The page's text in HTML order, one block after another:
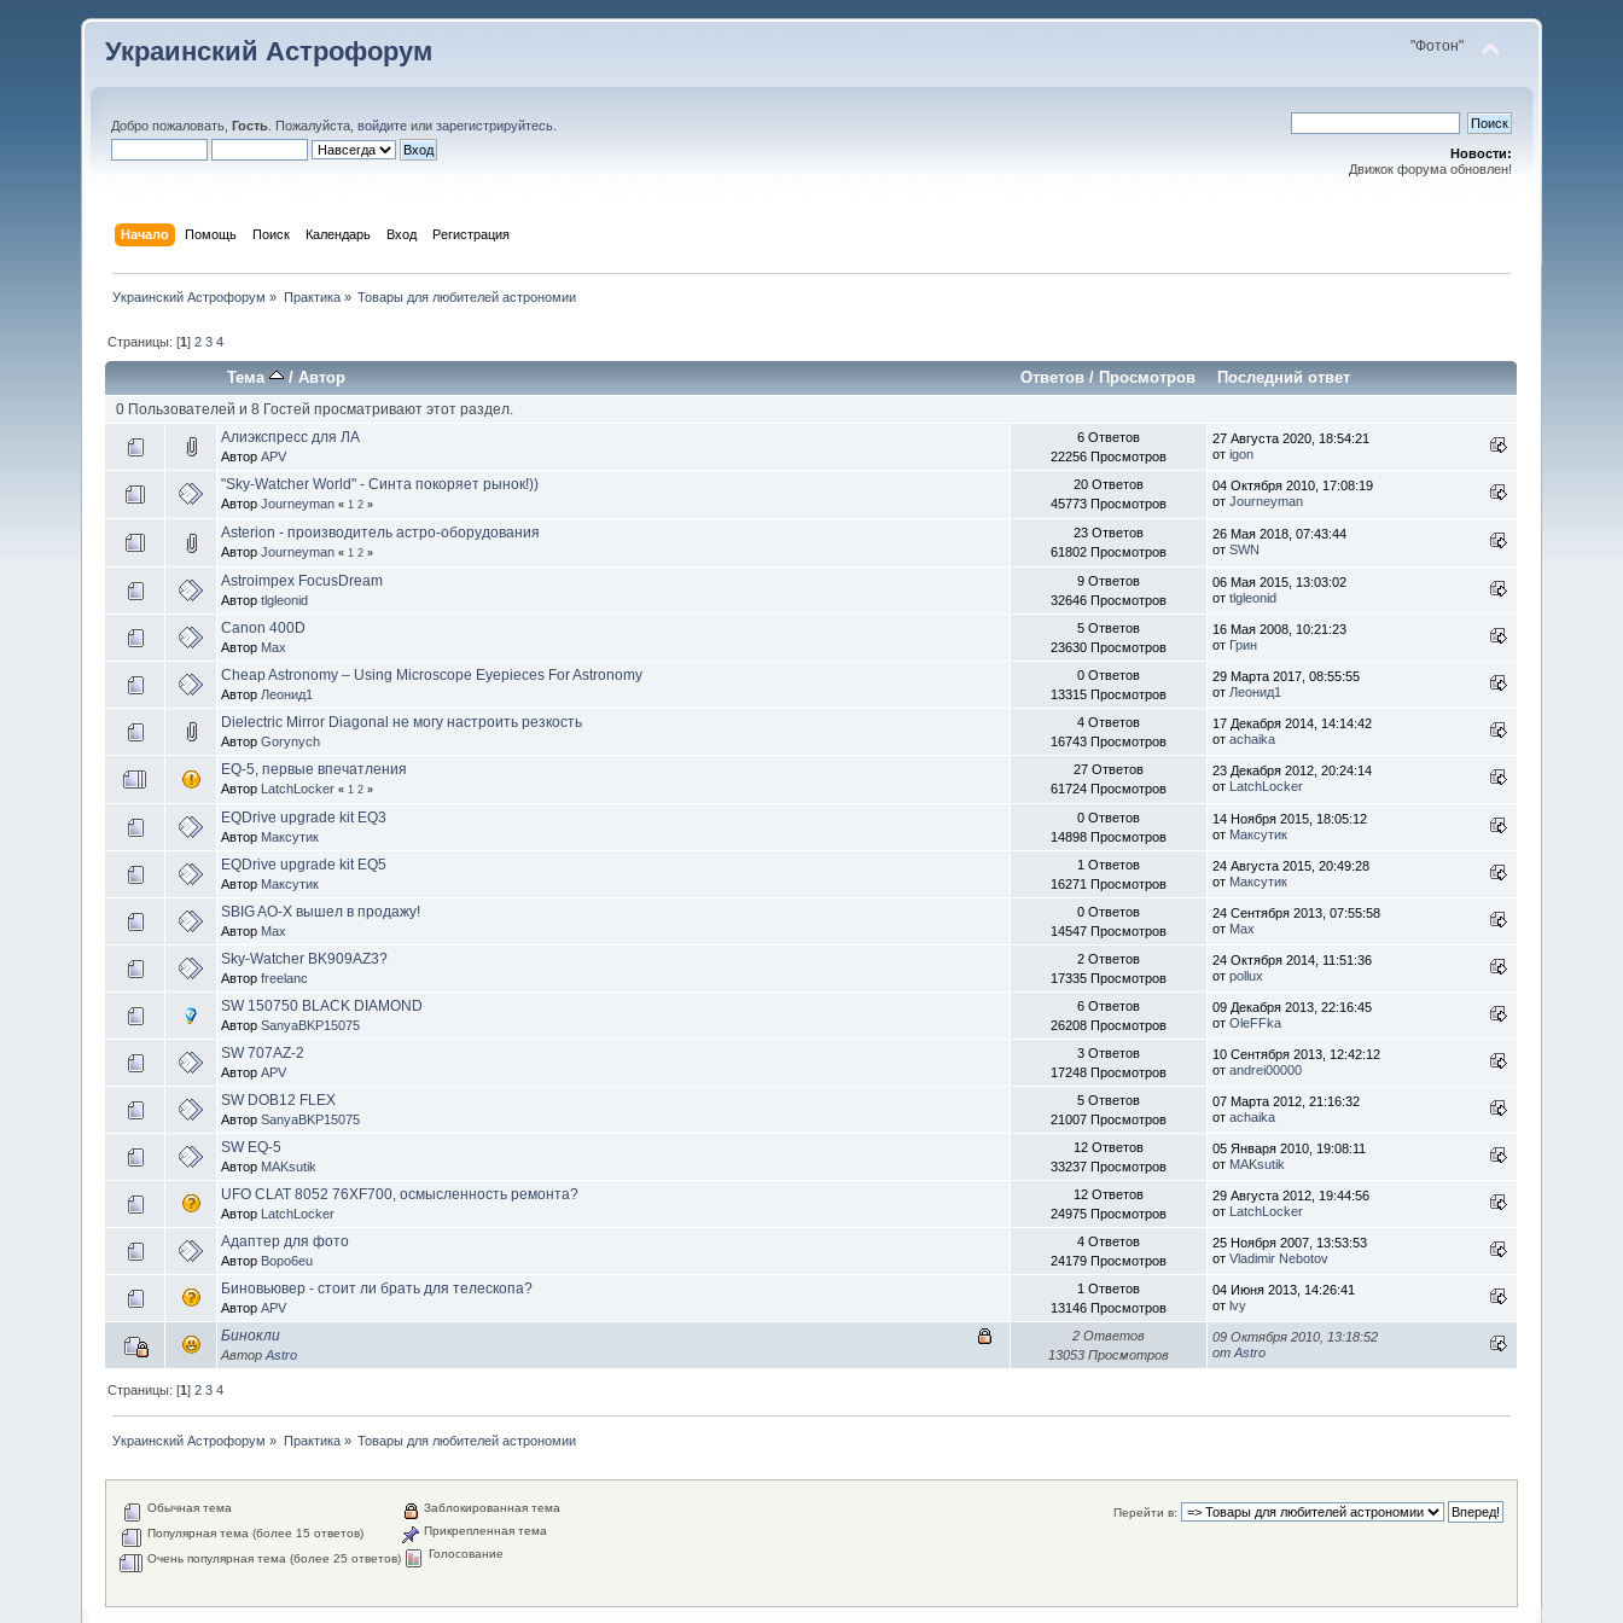
Украинский Астрофорум "Фотон"
Добро пожаловать,Гость . Пожалуйста,войдите илизарегистрируйтесь
Новости:
Движок форума обновлен!
Начало Помощь Поиск Календарь Вход Регистрация
Украинский Астрофорум » Практика» Товары для любителей астрономии
Страницы: [1]2 3 4
Тема /Автор Ответов /Просмотров Последний ответ
0 Пользователей и 8 Гостей просматривают этот раздел.
Алиэкспресс для ЛА
АвторAPV
6 Ответов
22256 Просмотров
27 Августа 2020, 18:54:21
отigon
"Sky-Watcher World" - Синта покоряет рынок!))
АвторJourneyman « 1 2 »
20 Ответов
45773 Просмотров
04 Октября 2010, 17:08:19
отJourneyman
Asterion - производитель астро-оборудования
АвторJourneyman « 1 2 »
23 Ответов
61802 Просмотров
26 Мая 2018, 07:43:44
отSWN
Astroimpex FocusDream
Авторtlgleonid
9 Ответов
32646 Просмотров
06 Мая 2015, 13:03:02
отtlgleonid
Canon 400D
Автор Max
5 Ответов
23630 Просмотров
16 Мая 2008, 10:21:23
от Грин
Cheap Astronomy – Using Microscope Eyepieces For Astronomy
Автор Леонид1
0 Ответов
13315 Просмотров
29 Марта 2017, 08:55:55
от Леонид1
Dielectric Mirror Diagonal не могу настроить резкость
АвторGorynych
4 Ответов
16743 Просмотров
17 Декабря 2014, 14:14:42
отachaika
EQ-5, первые впечатления
Автор LatchLocker « 1 2 »
27 Ответов
61724 Просмотров
23 Декабря 2012, 20:24:14
от LatchLocker
EQDrive upgrade kit EQ3
Автор Максутик
0 Ответов
14898 Просмотров
14 Ноября 2015, 18:05:12
от Максутик
EQDrive upgrade kit EQ5
Автор Максутик
1 Ответов
16271 Просмотров
24 Августа 2015, 20:49:28
от Максутик
SBIG AO-X вышел в продажу!
Автор Max
0 Ответов
14547 Просмотров
24 Сентября 2013, 07:55:58
от Max
Sky-Watcher BK909AZ3?
Авторfreelanc
2 Ответов
17335 Просмотров
24 Октября 2014, 11:51:36
отpollux
SW 150750 BLACK DIAMOND
АвторSanyaBKP15075
6 Ответов
26208 Просмотров
09 Декабря 2013, 22:16:45
отOleFFka
SW 707AZ-2
АвторAPV
3 Ответов
17248 Просмотров
10 Сентября 2013, 12:42:12
отandrei00000
SW DOB12 FLEX
АвторSanyaBKP15075
5 Ответов
21007 Просмотров
07 Марта 2012, 21:16:32
отachaika
SW EQ-5
Автор MAKsutik
12 Ответов
33237 Просмотров
05 Января 2010, 19:08:11
от MAKsutik
UFO CLAT 8052 76XF700, осмысленность ремонта?
Автор LatchLocker
12 Ответов
24975 Просмотров
29 Августа 2012, 19:44:56
от LatchLocker
Адаптер для фото
Автор Bopo6eu
4 Ответов
24179 Просмотров
25 Ноября 2007, 13:53:53
отVladimir Nebotov
Биновьювер - стоит ли брать для телескопа?
АвторAPV
1 Ответов
13146 Просмотров
04 Июня 2013, 14:26:41
отlvy
Бинокли
АвторAstro
2 Ответов
13053 Просмотров
09 Октября 2010, 13:18:52
отAstro
Страницы: [1]2 3 4
Украинский Астрофорум » Практика» Товары для любителей астрономии
Перейти в:
Обычная тема
Популярная тема (более 15 ответов)
Очень популярная тема (более 25 ответов)
Заблокированная тема
Прикрепленная тема
Голосование